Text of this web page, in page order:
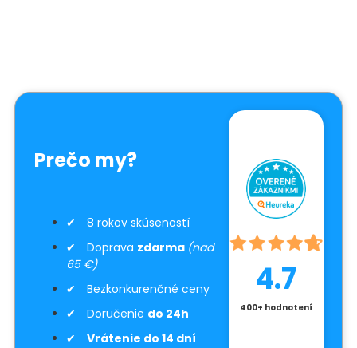
Prečo my?
8 rokov skúseností
Doprava zdarma (nad
65 €)
Bezkonkurenčné ceny
Doručenie do 24h
Vrátenie do 14 dní
4.7
400+ hodnotení